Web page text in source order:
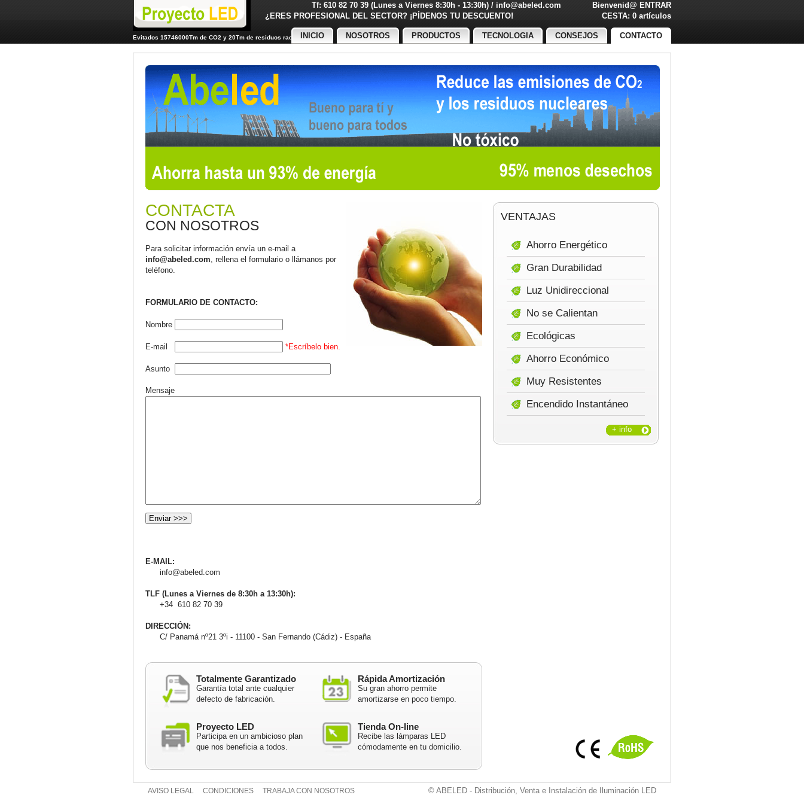
Tf: 610 82 70 39 (Lunes a Viernes 8:30h - 13:30h) / info@abeled.com Bienvenid@ ENTRAR
¿ERES PROFESIONAL DEL SECTOR? ¡PÍDENOS TU DESCUENTO!
CESTA: 0 artículos
Evitados 15746000Tm de CO2 y 20Tm de residuos radiactivos
INICIO NOSOTROS PRODUCTOS TECNOLOGIA CONSEJOS CONTACTO
VENTAJAS
Ahorro Energético
Gran Durabilidad
Luz Unidireccional
No se Calientan
Ecológicas
Ahorro Económico
Muy Resistentes
Encendido Instantáneo
+ info
CONTACTA
CON NOSOTROS
Para solicitar información envía un e-mail a
info@abeled.com, rellena el formulario o llámanos por
teléfono.
FORMULARIO DE CONTACTO:
Nombre
E-mail *Escríbelo bien.
Asunto
Mensaje
E-MAIL:
info@abeled.com
TLF (Lunes a Viernes de 8:30h a 13:30h):
+34 610 82 70 39
DIRECCIÓN:
C/ Panamá nº21 3ºi - 11100 - San Fernando (Cádiz) - España
Totalmente Garantizado
Garantía total ante cualquier
defecto de fabricación.
Rápida Amortización
Su gran ahorro permite
amortizarse en poco tiempo.
Proyecto LED
Participa en un ambicioso plan
que nos beneficia a todos.
Tienda On-line
Recibe las lámparas LED
cómodamente en tu domicilio.
AVISO LEGAL CONDICIONES TRABAJA CON NOSOTROS © ABELED - Distribución, Venta e Instalación de Iluminación LED